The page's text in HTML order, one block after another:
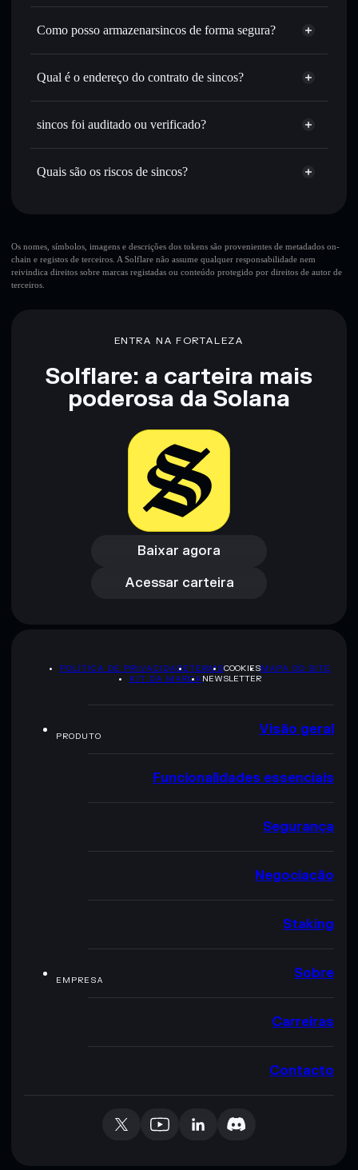
inteligente de ordens para obteres o melhor preço
Utilizar DCA— investir de forma faseada ao longo do
publicamente as carteiras usando o Agregador de
Acompanhar em tempo real— monitorizar o preço,
volume, capitalização de mercado e liquidez de TAN
Agregador de Privacidade
Solflare sincos
Como posso armazenarsincos de forma segura?
sincos
carteira
Agregador de Privacidade
Qual é o endereço do contrato de sincos?
sincos
sincos foi auditado ou verificado?
sincos não está verificado
Quais são os riscos de sincos?
Aviso legal: Esta informação é apenas para fins educativos e
Os nomes, símbolos, imagens e descrições dos tokens são provenientes de metadados on-
chain e registos de terceiros. A Solflare não assume qualquer responsabilidade nem
reivindica direitos sobre marcas registadas ou conteúdo protegido por direitos de autor de
terceiros.
ENTRA NA FORTALEZA
Solflare: a carteira mais
poderosa da Solana
Baixar agora
Baixar agora
Acessar carteira
Acessar carteira
POLÍTICA DE PRIVACIDADETERMSCOOKIESMAPA DO SITE
KIT DA MARCA NEWSLETTER
PRODUTO Visão geral
Funcionalidades essenciais
Segurança
Negociação
Staking
EMPRESA Sobre
Carreiras
Contacto